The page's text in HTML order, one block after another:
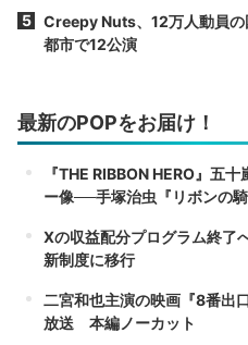
Creepy Nuts、12万人動員
都市で12公演
最新のPOPをお届け！
『THE RIBBON HERO』五
ー像──手塚治虫『リボンの
Xの収益配分プログラム終
新制度に移行
二宮和也主演の映画『8番出
放送 本編ノーカット